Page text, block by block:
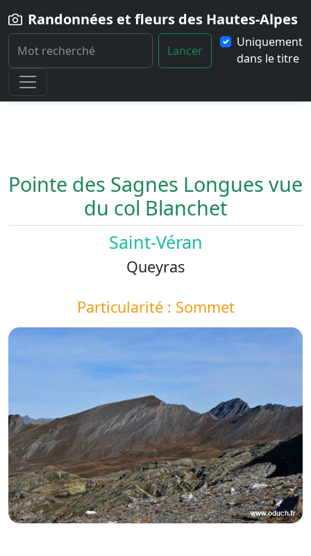
Randonnées et fleurs des Hautes-Alpes
Lancer
Uniquement
dans le titre
Home
Paysage
Pointe-des-Sagnes-Longues-vue-du-col-
Blanchet
Pointe des Sagnes Longues vue
du col Blanchet
Saint-Véran
Queyras
Particularité : Sommet